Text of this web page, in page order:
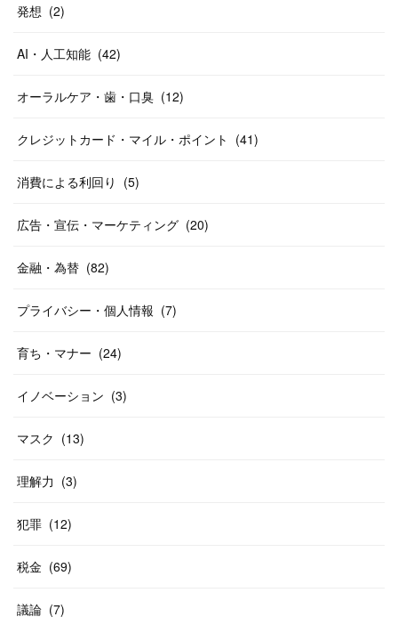
発想 (2)
AI・人工知能 (42)
オーラルケア・歯・口臭 (12)
クレジットカード・マイル・ポイント (41)
消費による利回り (5)
広告・宣伝・マーケティング (20)
金融・為替 (82)
プライバシー・個人情報 (7)
育ち・マナー (24)
イノベーション (3)
マスク (13)
理解力 (3)
犯罪 (12)
税金 (69)
議論 (7)